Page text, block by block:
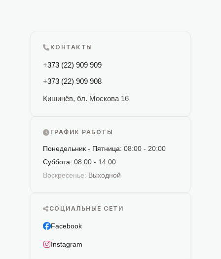
КОНТАКТЫ
+373 (22) 909 909
+373 (22) 909 908
Кишинёв, бл. Москова 16
ГРАФИК РАБОТЫ
Понедельник - Пятница: 08:00 - 20:00
Суббота: 08:00 - 14:00
Воскресенье: Выходной
СОЦИАЛЬНЫЕ СЕТИ
Facebook
Instagram